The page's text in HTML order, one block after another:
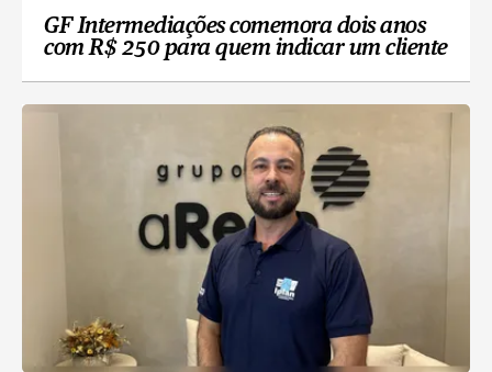
GF Intermediações comemora dois anos
com R$ 250 para quem indicar um cliente